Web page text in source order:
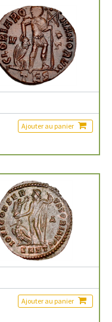
Ajouter au panier
Ajouter au panier